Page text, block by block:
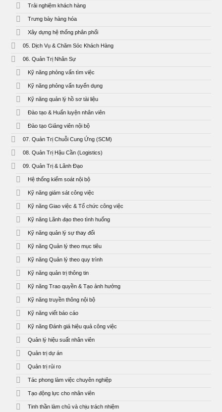
Trải nghiệm khách hàng
Trưng bày hàng hóa
Xây dựng hệ thống phân phối
05. Dịch Vụ & Chăm Sóc Khách Hàng
06. Quản Trị Nhân Sự
Kỹ năng phỏng vấn tìm việc
Kỹ năng phỏng vấn tuyển dụng
Kỹ năng quản lý hồ sơ tài liệu
Đào tạo & Huấn luyện nhân viên
Đào tạo Giảng viên nội bộ
07. Quản Trị Chuỗi Cung Ứng (SCM)
08. Quản Trị Hậu Cần (Logistics)
09. Quản Trị & Lãnh Đạo
Hệ thống kiểm soát nội bộ
Kỹ năng giám sát công việc
Kỹ năng Giao việc & Tổ chức công việc
Kỹ năng Lãnh đạo theo tình huống
Kỹ năng quản lý sự thay đổi
Kỹ năng Quản lý theo mục tiêu
Kỹ năng Quản lý theo quy trình
Kỹ năng quản trị thông tin
Kỹ năng Trao quyền & Tạo ảnh hưởng
Kỹ năng truyền thông nội bộ
Kỹ năng viết báo cáo
Kỹ năng Đánh giá hiệu quả công việc
Quản lý hiệu suất nhân viên
Quản trị dự án
Quản trị rủi ro
Tác phong làm việc chuyên nghiệp
Tạo động lực cho nhân viên
Tinh thần làm chủ và chịu trách nhiệm